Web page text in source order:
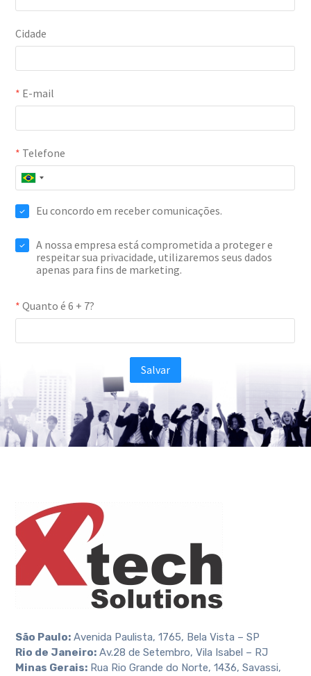
São Paulo: Avenida Paulista, 1765, Bela Vista – SP
Rio de Janeiro: Av.28 de Setembro, Vila Isabel – RJ
Minas Gerais: Rua Rio Grande do Norte, 1436, Savassi,